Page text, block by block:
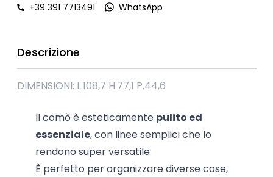
+39 391 7713491
WhatsApp
Descrizione
DIMENSIONI: L.108,7 H.77,1 P.44,6
Il comò è esteticamente pulito ed
essenziale, con linee semplici che lo
rendono super versatile.
È perfetto per organizzare diverse cose,